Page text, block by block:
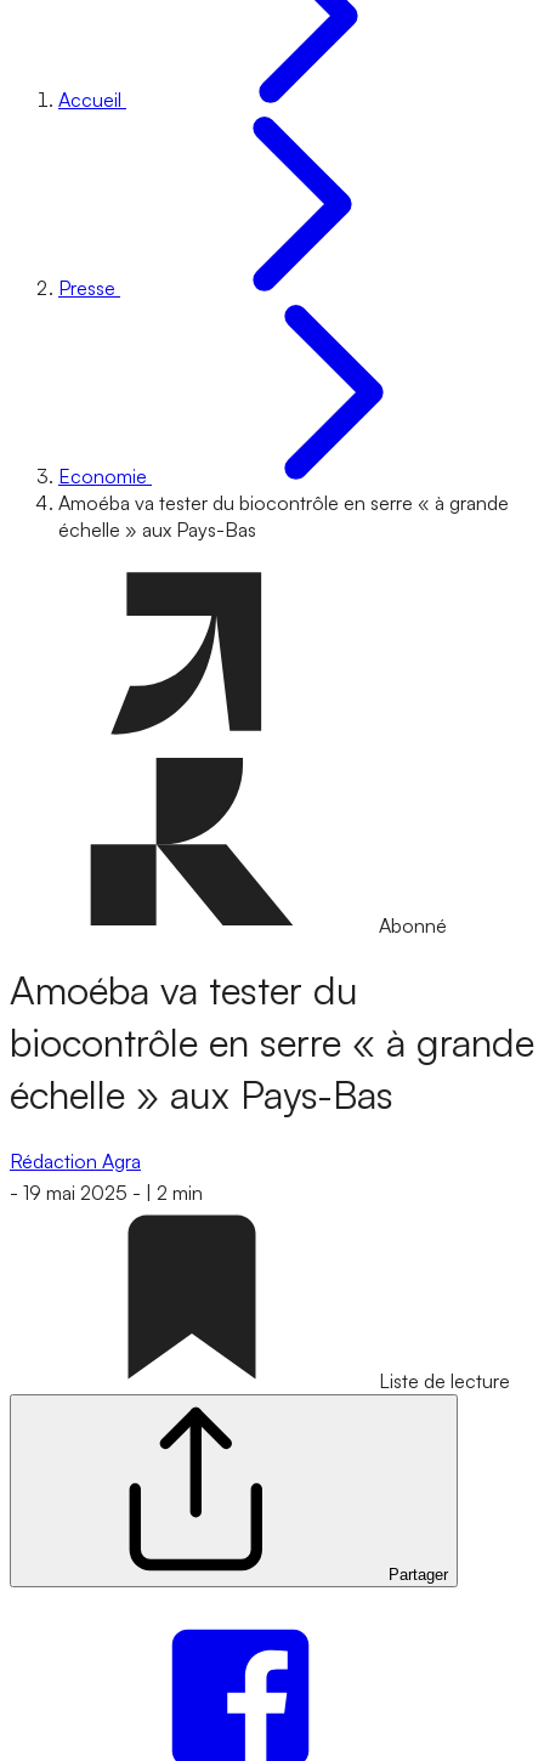
Accueil
Presse
Economie
Amoéba va tester du biocontrôle en serre « à grande
échelle » aux Pays-Bas
Abonné
Amoéba va tester du
biocontrôle en serre « à grande
échelle » aux Pays-Bas
Rédaction Agra
- 19 mai 2025 - 2 min
Liste de lecture
Partager